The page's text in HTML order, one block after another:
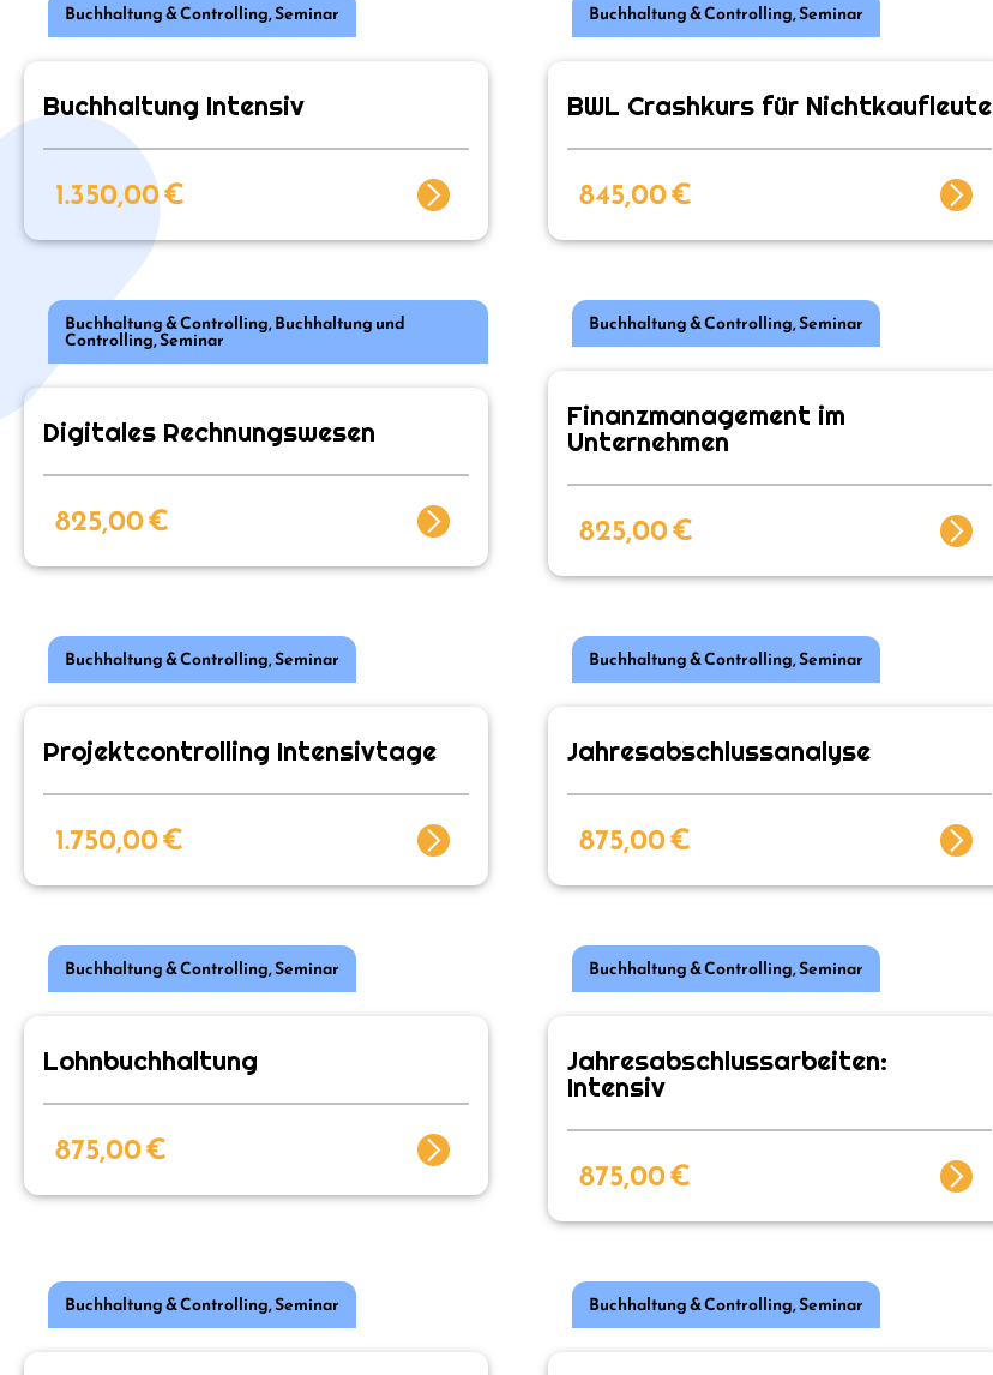
Buchhaltung & Controlling,Seminar
Buchhaltung Intensiv
1.350,00€
Buchhaltung & Controlling,Seminar
BWL Crashkurs für Nichtkaufleute
845,00€
Buchhaltung & Controlling,Buchhaltung und
Controlling,Seminar
Digitales Rechnungswesen
825,00€
Buchhaltung & Controlling,Seminar
Finanzmanagement im
Unternehmen
825,00€
Buchhaltung & Controlling,Seminar
Projektcontrolling Intensivtage
1.750,00€
Buchhaltung & Controlling,Seminar
Jahresabschlussanalyse
875,00€
Buchhaltung & Controlling,Seminar
Lohnbuchhaltung
875,00€
Buchhaltung & Controlling,Seminar
Jahresabschlussarbeiten:
Intensiv
875,00€
Buchhaltung & Controlling,Seminar Buchhaltung & Controlling,Seminar